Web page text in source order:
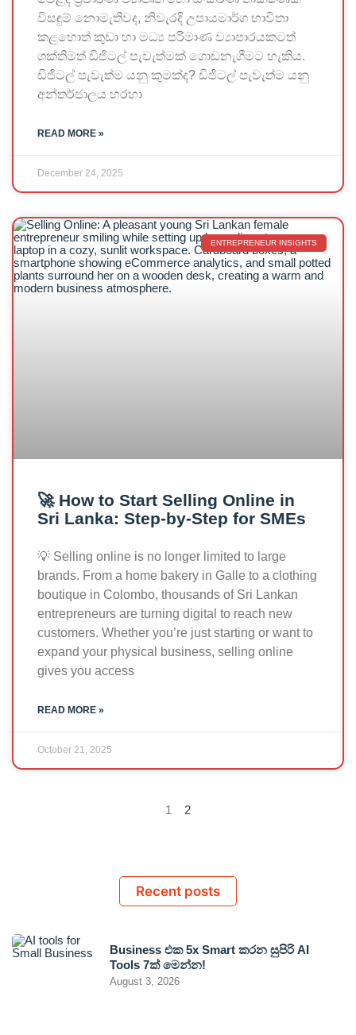
විසඳුම් නොමැතිවද, නිවැරදි උපායමාර්ග භාවිතා
කළහොත් කුඩා හා මධ්‍ය පරිමාණ ව්‍යාපාරයකටත්
ශක්තිමත් ඩිජිටල් පැවැත්මක් ගොඩනැගීමට හැකිය.
ඩිජිටල් පැවැත්ම යනු කුමක්ද? ඩිජිටල් පැවැත්ම යනු
අන්තර්ජාලය හරහා
READ MORE »
December 24, 2025
ENTREPRENEUR INSIGHTS
🚀 How to Start Selling Online in
Sri Lanka: Step-by-Step for SMEs
💡 Selling online is no longer limited to large
brands. From a home bakery in Galle to a clothing
boutique in Colombo, thousands of Sri Lankan
entrepreneurs are turning digital to reach new
customers. Whether you’re just starting or want to
expand your physical business, selling online
gives you access
READ MORE »
October 21, 2025
1 2
Recent posts
Business එක 5x Smart කරන සුපිරි AI
Tools 7ක් මෙන්න!
August 3, 2026